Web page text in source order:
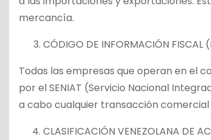
mercancía.
CÓDIGO DE INFORMACIÓN FISCAL
Todas las empresas que operan en el
por el SENIAT (Servicio Nacional
a cabo cualquier transacción comercial
CLASIFICACIÓN VENEZOLANA DE